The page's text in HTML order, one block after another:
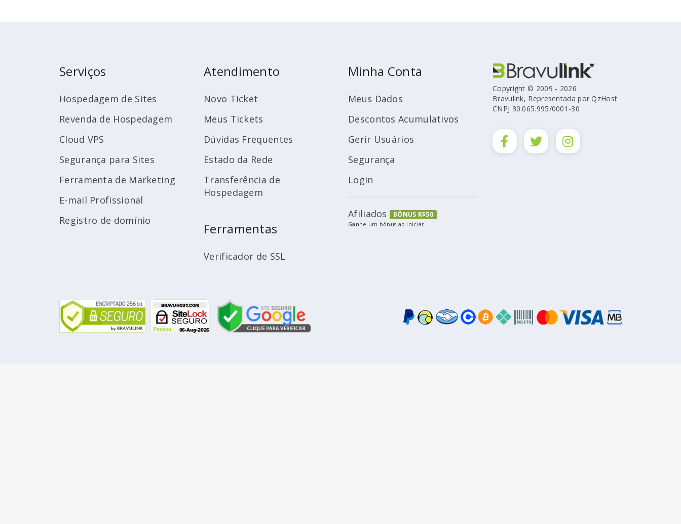
Serviços
Hospedagem de Sites
Revenda de Hospedagem
Cloud VPS
Segurança para Sites
Ferramenta de Marketing
E-mail Profissional
Registro de domínio
Atendimento
Novo Ticket
Meus Tickets
Dúvidas Frequentes
Estado da Rede
Transferência de
Hospedagem
Ferramentas
Verificador de SSL
Minha Conta
Meus Dados
Descontos Acumulativos
Gerir Usuários
Segurança
Login
Afiliados BÔNUS R$50
Ganhe um bônus ao iniciar
Copyright © 2009 - 2026
Bravulink, Representada por QzHost
CNPJ 30.065.995/0001-30